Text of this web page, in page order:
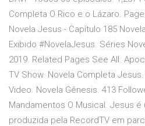
Completa O Rico e o Lázaro.
Novela Jesus - Capítulo 185
Exibido #NovelaJesus. Séries
2019. Related Pages See All.
TV Show. Novela Completa
Video. Novela Gênesis. 413
Mandamentos O Musical. Jesus
produzida pela RecordTV em